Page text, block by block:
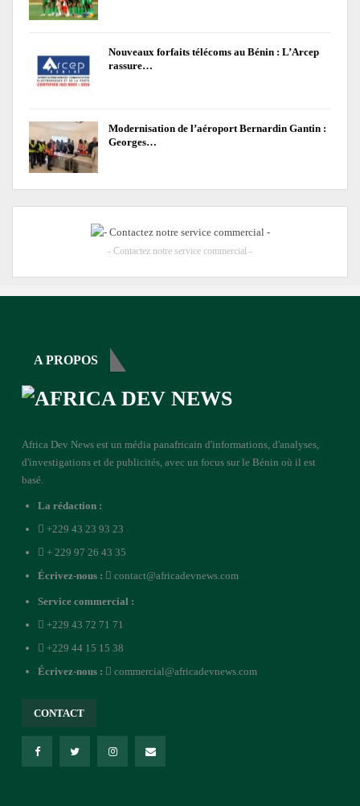
Nouveaux forfaits télécoms au Bénin : L’Arcep
rassure…
Modernisation de l’aéroport Bernardin Gantin :
Georges…
- Contactez notre service commercial -
A PROPOS
Africa Dev News est un média panafricain d'informations, d'analyses,
d'investigations et de publicités, avec un focus sur le Bénin où il est
basé.
La rédaction :
+229 43 23 93 23
+ 229 97 26 43 35
Écrivez-nous :
contact@africadevnews.com
Service commercial :
+229 43 72 71 71
+229 44 15 15 38
Écrivez-nous :
commercial@africadevnews.com
CONTACT